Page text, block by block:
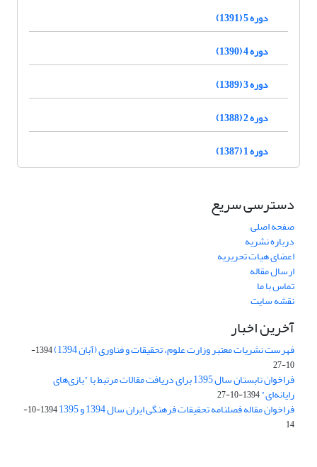
دوره 5 (1391)
دوره 4 (1390)
دوره 3 (1389)
دوره 2 (1388)
دوره 1 (1387)
دسترسی سریع
صفحه اصلی
درباره نشریه
اعضای هیات تحریریه
ارسال مقاله
تماس با ما
نقشه سایت
آخرین اخبار
فهرست نشریات معتبر وزارت علوم، تحقیقات و فناوری (آبان 1394)
1394-
10-27
فراخوان تابستان سال 1395 برای دریافت مقالات مرتبط با "بازی‌های
رایانه‌ای"1394-10-27
فراخوان مقاله فصلنامه تحقیقات فرهنگی ایران سال 1394 و 1395
1394-10-
14